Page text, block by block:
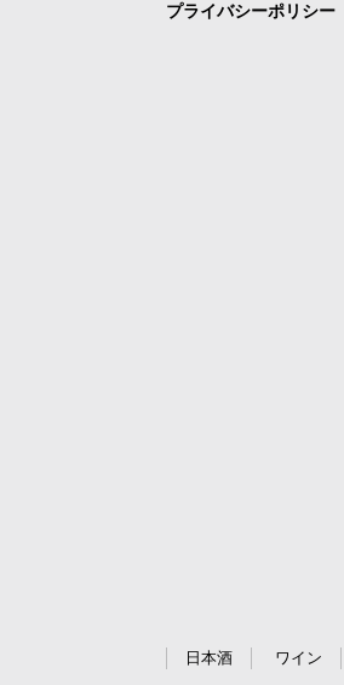
プライバシーポリシー
日本酒 ワイン